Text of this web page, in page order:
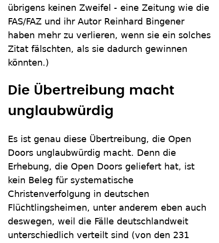
übrigens keinen Zweifel - eine Zeitung wie die
FAS/FAZ und ihr Autor Reinhard Bingener
haben mehr zu verlieren, wenn sie ein solches
Zitat fälschten, als sie dadurch gewinnen
könnten.)
Die Übertreibung macht
unglaubwürdig
Es ist genau diese Übertreibung, die Open
Doors unglaubwürdig macht. Denn die
Erhebung, die Open Doors geliefert hat, ist
kein Beleg für systematische
Christenverfolgung in deutschen
Flüchtlingsheimen, unter anderem eben auch
deswegen, weil die Fälle deutschlandweit
unterschiedlich verteilt sind (von den 231